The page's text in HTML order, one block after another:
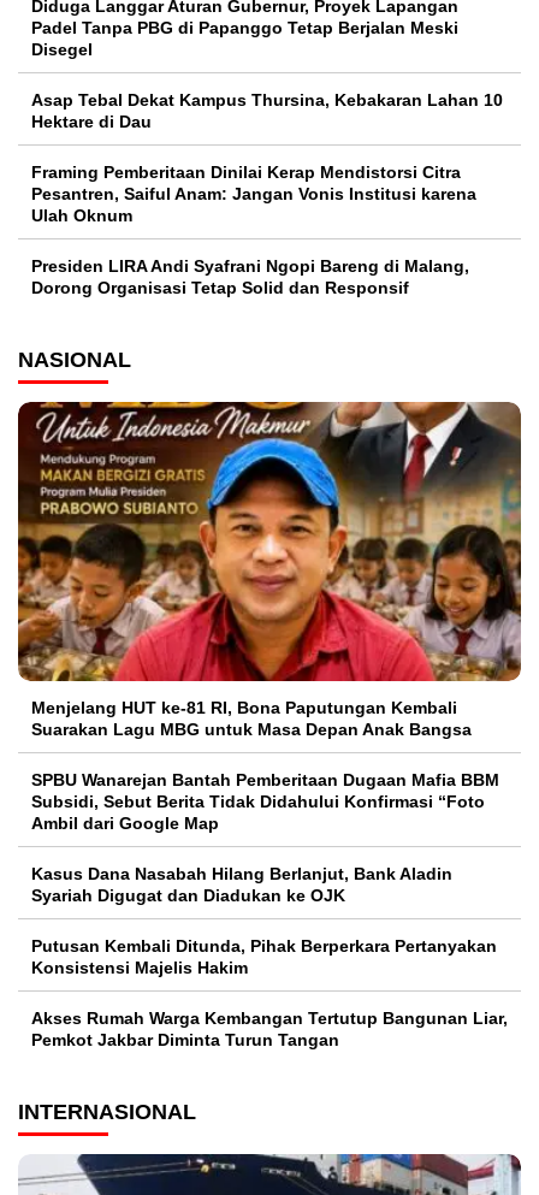
Diduga Langgar Aturan Gubernur, Proyek Lapangan
Padel Tanpa PBG di Papanggo Tetap Berjalan Meski
Disegel
Asap Tebal Dekat Kampus Thursina, Kebakaran Lahan 10
Hektare di Dau
Framing Pemberitaan Dinilai Kerap Mendistorsi Citra
Pesantren, Saiful Anam: Jangan Vonis Institusi karena
Ulah Oknum
Presiden LIRA Andi Syafrani Ngopi Bareng di Malang,
Dorong Organisasi Tetap Solid dan Responsif
NASIONAL
Menjelang HUT ke-81 RI, Bona Paputungan Kembali
Suarakan Lagu MBG untuk Masa Depan Anak Bangsa
SPBU Wanarejan Bantah Pemberitaan Dugaan Mafia BBM
Subsidi, Sebut Berita Tidak Didahului Konfirmasi “Foto
Ambil dari Google Map
Kasus Dana Nasabah Hilang Berlanjut, Bank Aladin
Syariah Digugat dan Diadukan ke OJK
Putusan Kembali Ditunda, Pihak Berperkara Pertanyakan
Konsistensi Majelis Hakim
Akses Rumah Warga Kembangan Tertutup Bangunan Liar,
Pemkot Jakbar Diminta Turun Tangan
INTERNASIONAL